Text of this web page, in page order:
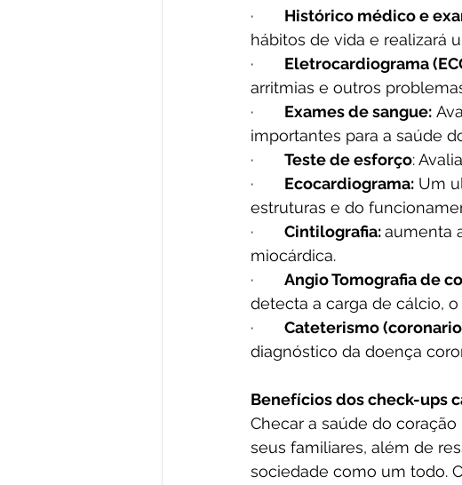
· Histórico médico e
hábitos de vida e realizará
· Eletrocardiograma
arritmias e outros
· Exames de sangue:
importantes para a saúde
· Teste de esforço:
· Ecocardiograma: Um
estruturas e do
· Cintilografia: aumenta
miocárdica.
· Angio Tomografia de
detecta a carga de cálcio,
· Cateterismo
diagnóstico da doença
Benefícios dos check-ups
Checar a saúde do
seus familiares, além de
sociedade como um todo.